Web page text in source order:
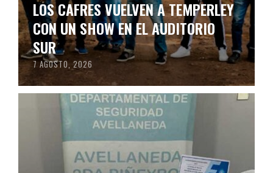
LOS CAFRES VUELVEN A TEMPERLEY
CON UN SHOW EN EL AUDITORIO
SUR
7 AGOSTO, 2026